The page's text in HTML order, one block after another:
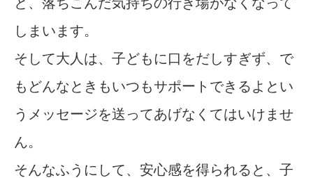
しまいます。
そして大人は、子どもに口をだしすぎず、で
もどんなときもいつもサポートできるよとい
うメッセージを送ってあげなくてはいけませ
ん。
そんなふうにして、安心感を得られると、子